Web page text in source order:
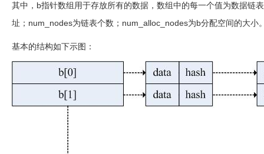
其中， b指针数组用于存放所有的数据，数组中的每一个值为数据链
址； num_nodes为链表个数； num_alloc_nodes为b分配空间的大小
基本的结构如下示图：